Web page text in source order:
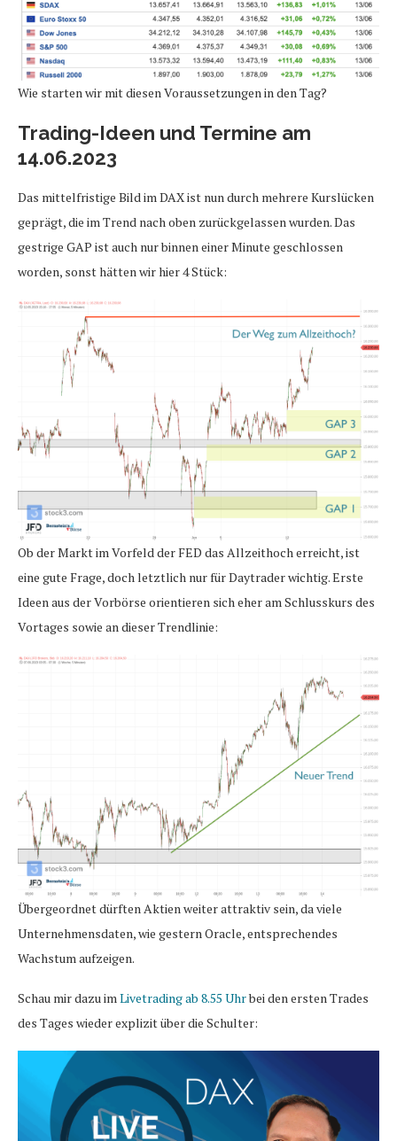
Wie starten wir mit diesen Voraussetzungen in den Tag?
Trading-Ideen und Termine am
14.06.2023
Das mittelfristige Bild im DAX ist nun durch mehrere Kurslücken
geprägt, die im Trend nach oben zurückgelassen wurden. Das
gestrige GAP ist auch nur binnen einer Minute geschlossen
worden, sonst hätten wir hier 4 Stück:
Ob der Markt im Vorfeld der FED das Allzeithoch erreicht, ist
eine gute Frage, doch letztlich nur für Daytrader wichtig. Erste
Ideen aus der Vorbörse orientieren sich eher am Schlusskurs des
Vortages sowie an dieser Trendlinie:
Übergeordnet dürften Aktien weiter attraktiv sein, da viele
Unternehmensdaten, wie gestern Oracle, entsprechendes
Wachstum aufzeigen.
Schau mir dazu im Livetrading ab 8.55 Uhrbei den ersten Trades
des Tages wieder explizit über die Schulter: